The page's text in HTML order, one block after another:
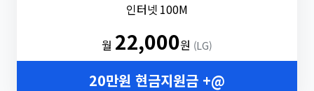
인터넷 100M
월 22,000원 (LG)
20만원 현금지원금 +@